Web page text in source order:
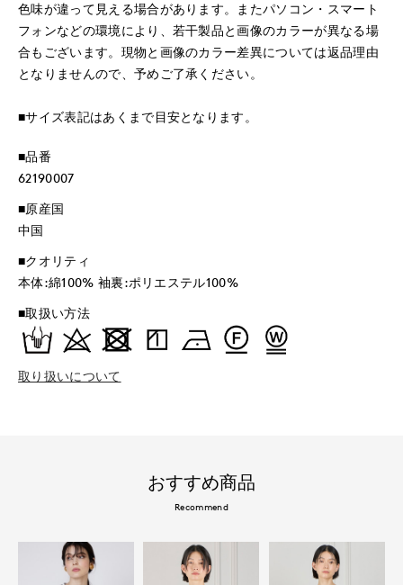
色味が違って見える場合があります。またパソコン・スマート
フォンなどの環境により、若干製品と画像のカラーが異なる場
合もございます。現物と画像のカラー差異については返品理由
となりませんので、予めご了承ください。
■サイズ表記はあくまで目安となります。
■品番
62190007
■原産国
中国
■クオリティ
本体:綿100% 袖裏:ポリエステル100%
■取扱い方法
取り扱いについて
おすすめ商品
Recommend